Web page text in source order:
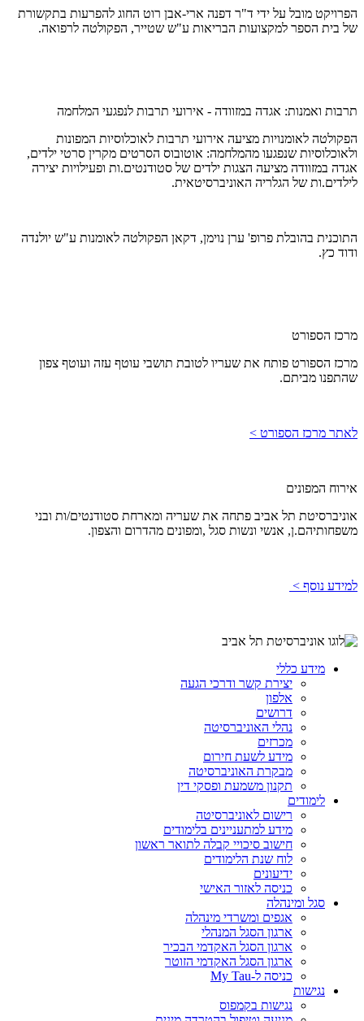
הפרויקט מובל על ידי ד"ר דפנה ארי-אבן רוט החוג להפרעות בתקשורת
של בית הספר למקצועות הבריאות ע"ש שטייר, הפקולטה לרפואה.
תרבות ואמנות: אגדה במזוודה - אירועי תרבות לנפגעי המלחמה
הפקולטה לאומנויות מציעה אירועי תרבות לאוכלוסיות המפונות
ולאוכלוסיות שנפגעו מהמלחמה: אוטובוס הסרטים מקרין סרטי ילדים,
אגדה במזוודה מציעה הצגות ילדים של סטודנטים.ות ופעילויות יצירה
לילדים.ות של הגלריה האוניברסיטאית.
התוכנית בהובלת פרופ' ערן נוימן, דקאן הפקולטה לאומנות ע"ש יולנדה
ודוד כץ.
מרכז הספורט
מרכז הספורט פותח את שעריו לטובת תושבי עוטף עזה ועוטף צפון
שהתפנו מביתם.
לאתר מרכז הספורט >
אירוח המפונים
אוניברסיטת תל אביב פתחה את שעריה ומארחת סטודנטים/ות ובני
משפחותיהם.ן, אנשי ונשות סגל ,ומפונים מהדרום והצפון.
למידע נוסף >
מידע כללי
יצירת קשר ודרכי הגעה
אלפון
דרושים
נהלי האוניברסיטה
מכרזים
מידע לשעת חירום
מבקרת האוניברסיטה
תקנון משמעת ופסקי דין
לימודים
רישום לאוניברסיטה
מידע למתעניינים בלימודים
חישוב סיכויי קבלה לתואר ראשון
לוח שנת הלימודים
ידיעונים
כניסה לאזור האישי
סגל ומינהלה
אגפים ומשרדי מינהלה
ארגון הסגל המנהלי
ארגון הסגל האקדמי הבכיר
ארגון הסגל האקדמי הזוטר
כניסה ל-My Tau
נגישות
נגישות בקמפוס